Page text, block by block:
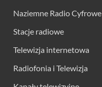
Naziemne Radio Cyfrowe
Stacje radiowe
Telewizja internetowa
Radiofonia i Telewizja